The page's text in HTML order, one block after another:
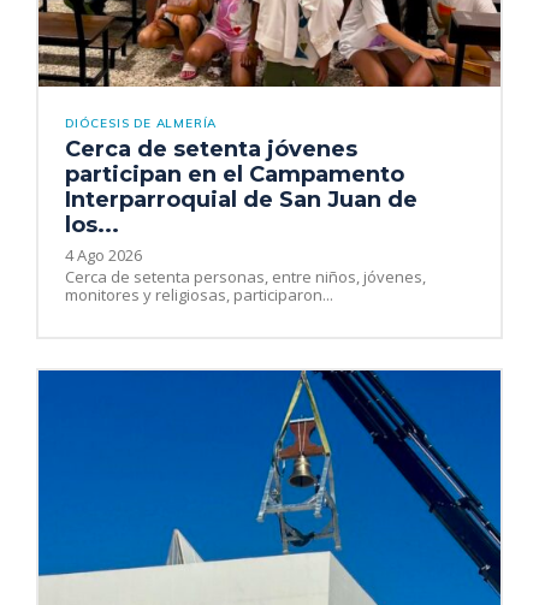
DIÓCESIS DE ALMERÍA
Cerca de setenta jóvenes
participan en el Campamento
Interparroquial de San Juan de
los...
4 Ago 2026
Cerca de setenta personas, entre niños, jóvenes,
monitores y religiosas, participaron...